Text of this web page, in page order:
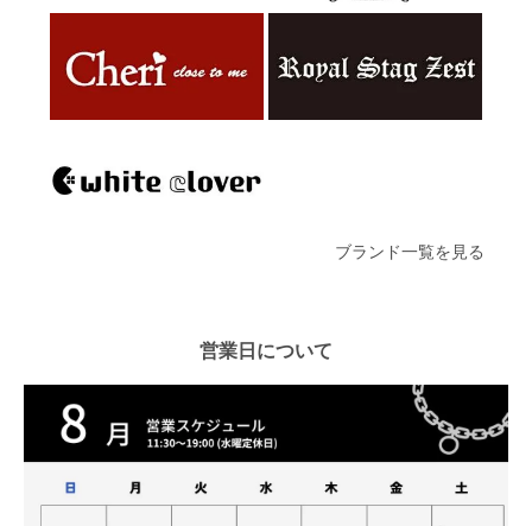
ブランド一覧を見る
営業日について